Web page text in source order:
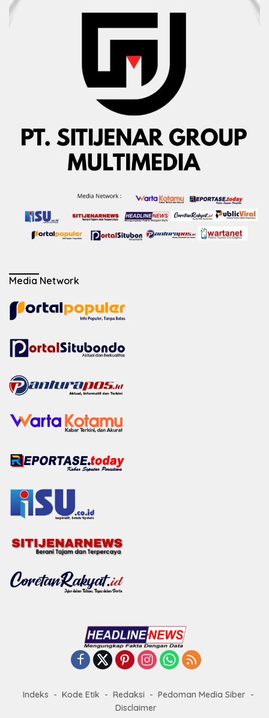
Media Network
Indeks Kode Etik Redaksi
Pedoman Media Siber
Disclaimer